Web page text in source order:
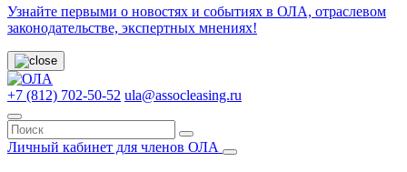
Узнайте первыми о новостях и событиях в ОЛА, отраслевом
законодательстве, экспертных мнениях!
+7 (812) 702-50-52 ula@assocleasing.ru
Личный кабинет для членов ОЛА